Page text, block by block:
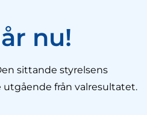
nu!
sit­tande styrelsens
från valresultatet.